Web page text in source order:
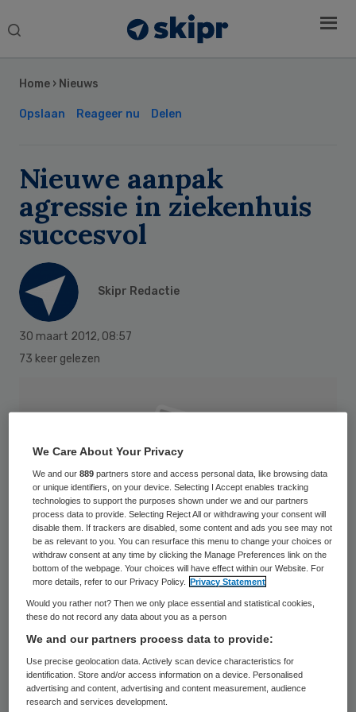
Search
Home › Nieuws
Opslaan Reageer nu Delen
Nieuwe aanpak
agressie in ziekenhuis
succesvol
Skipr Redactie
30 maart 2012, 08:57
73 keer gelezen
De nieuwe aanpak van agressieve patiënten
in de ziekenhuizen in Coevorden en
Hardenberg werpt zijn vruchten af.
Sidebar
We Care About Your Privacy
We and our889 partners store and access personal data, like browsing data
or unique identifiers, on your device. Selecting I Accept enables tracking
technologies to support the purposes shown under we and our partners
process data to provide. Selecting Reject All or withdrawing your consent will
disable them. If trackers are disabled, some content and ads you see may not
be as relevant to you. You can resurface this menu to change your choices or
withdraw consent at any time by clicking the Manage Preferences link on the
bottom of the webpage. Your choices will have effect within our Website. For
more details, refer to our Privacy Policy.
Privacy Statement
Would you rather not? Then we only place essential and statistical cookies,
these do not record any data about you as a person
We and our partners process data to provide:
Use precise geolocation data. Actively scan device characteristics for
identification. Store and/or access information on a device. Personalised
advertising and content, advertising and content measurement, audience
research and services development.